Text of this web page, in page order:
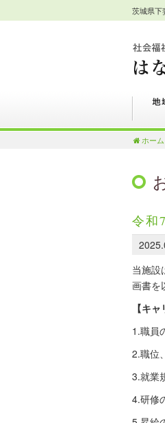
茨城県下
ホーム
地域密
ホーム
令和
当施設
画書を
【キ
1.職員
2.職位
3.就業
4.研修